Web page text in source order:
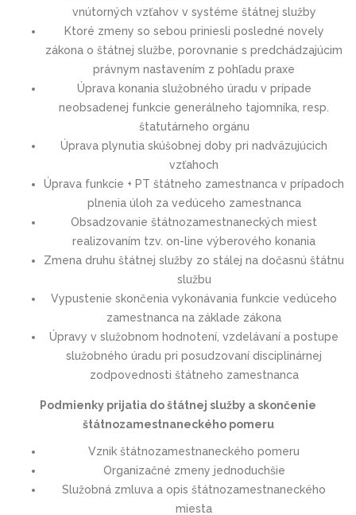
vnútorných vzťahov v systéme štátnej služby
Ktoré zmeny so sebou priniesli posledné novely
zákona o štátnej službe, porovnanie s predchádzajúcim
právnym nastavením z pohľadu praxe
Úprava konania služobného úradu v prípade
neobsadenej funkcie generálneho tajomníka, resp.
štatutárneho orgánu
Úprava plynutia skúšobnej doby pri nadväzujúcich
vzťahoch
Úprava funkcie + PT štátneho zamestnanca v prípadoch
plnenia úloh za vedúceho zamestnanca
Obsadzovanie štátnozamestnaneckých miest
realizovaním tzv. on-line výberového konania
Zmena druhu štátnej služby zo stálej na dočasnú štátnu
službu
Vypustenie skončenia vykonávania funkcie vedúceho
zamestnanca na základe zákona
Úpravy v služobnom hodnotení, vzdelávaní a postupe
služobného úradu pri posudzovaní disciplinárnej
zodpovednosti štátneho zamestnanca
Podmienky prijatia do štátnej služby a skončenie
štátnozamestnaneckého pomeru
Vznik štátnozamestnaneckého pomeru
Organizačné zmeny jednoduchšie
Služobná zmluva a opis štátnozamestnaneckého
miesta